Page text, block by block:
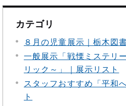
カテゴリ
８月の児童展示｜栃木図
一般展示「戦慄ミステリ
リック～」｜展示リスト
スタッフおすすめ「平和
ト